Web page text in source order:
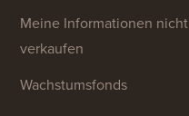
Meine Informationen nicht
verkaufen
Wachstumsfonds